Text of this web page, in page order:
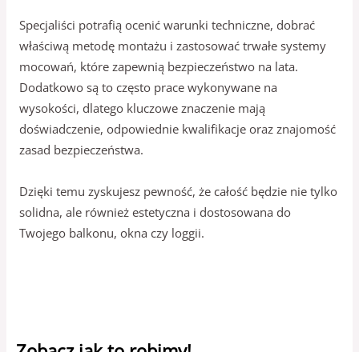
Specjaliści potrafią ocenić warunki techniczne, dobrać
właściwą metodę montażu i zastosować trwałe systemy
mocowań, które zapewnią bezpieczeństwo na lata.
Dodatkowo są to często prace wykonywane na
wysokości, dlatego kluczowe znaczenie mają
doświadczenie, odpowiednie kwalifikacje oraz znajomość
zasad bezpieczeństwa.
Dzięki temu zyskujesz pewność, że całość będzie nie tylko
solidna, ale również estetyczna i dostosowana do
Twojego balkonu, okna czy loggii.